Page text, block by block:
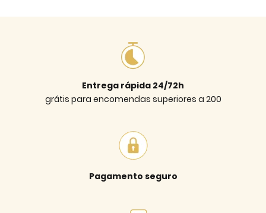
Entrega rápida 24/72h
grátis para encomendas superiores a 200
Pagamento seguro